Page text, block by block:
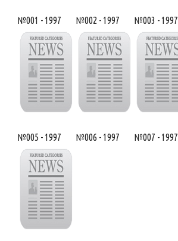
№001 - 1997 №002 - 1997 №003 - 1997
№005 - 1997 №006 - 1997 №007 - 1997